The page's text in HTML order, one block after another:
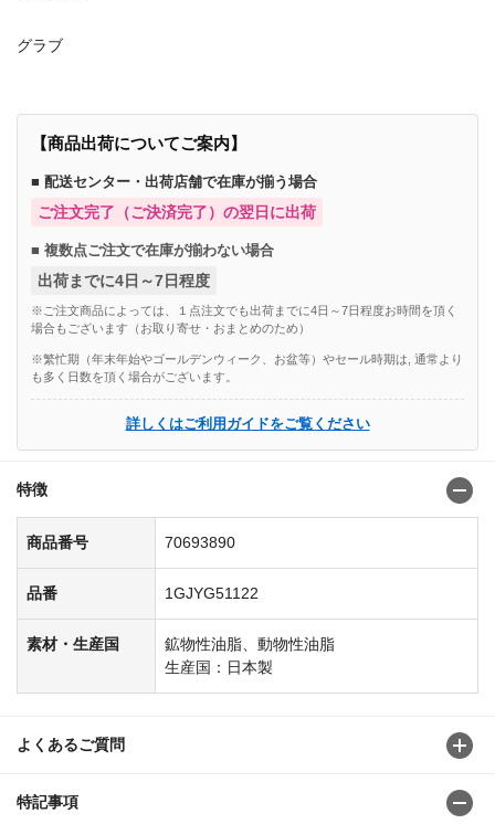
グラブ
【商品出荷についてご案内】
■ 配送センター・出荷店舗で在庫が揃う場合
ご注文完了（ご決済完了）の翌日に出荷
■ 複数点ご注文で在庫が揃わない場合
出荷までに4日～7日程度
※ご注文商品によっては、１点注文でも出荷までに4日～7日程度お時間を頂く
場合もございます（お取り寄せ・おまとめのため）
※繁忙期（年末年始やゴールデンウィーク、お盆等）やセール時期は, 通常より
も多く日数を頂く場合がございます。
詳しくはご利用ガイドをご覧ください
特徴
商品番号 70693890
品番 1GJYG51122
素材・生産国
鉱物性油脂、動物性油脂
生産国：日本製
よくあるご質問
特記事項